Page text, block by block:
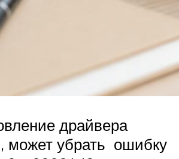
драйвера
может убрать ошибку